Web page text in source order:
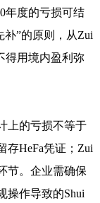
年度的亏损可结
补”的原则，从Zui
得用境内盈利弥
上的亏损不等于
存HeFa凭证；Zui
节。企业需确保
操作导致的Shui